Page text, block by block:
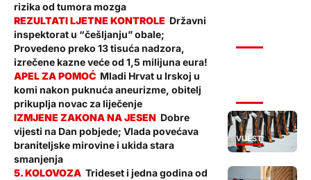
rizika od tumora mozga
Državni
inspektorat u “češljanju” obale;
Provedeno preko 13 tisuća nadzora,
izrečene kazne veće od 1,5 milijuna eura!
Mladi Hrvat u Irskoj u
komi nakon puknuća aneurizme, obitelj
prikuplja novac za liječenje
VIJESTI
Dobre
vijesti na Dan pobjede; Vlada povećava
braniteljske mirovine i ukida stara
smanjenja
Trideset i jedna godina od